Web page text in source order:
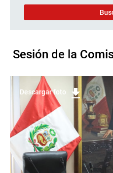
Sesión de la
Descargar foto